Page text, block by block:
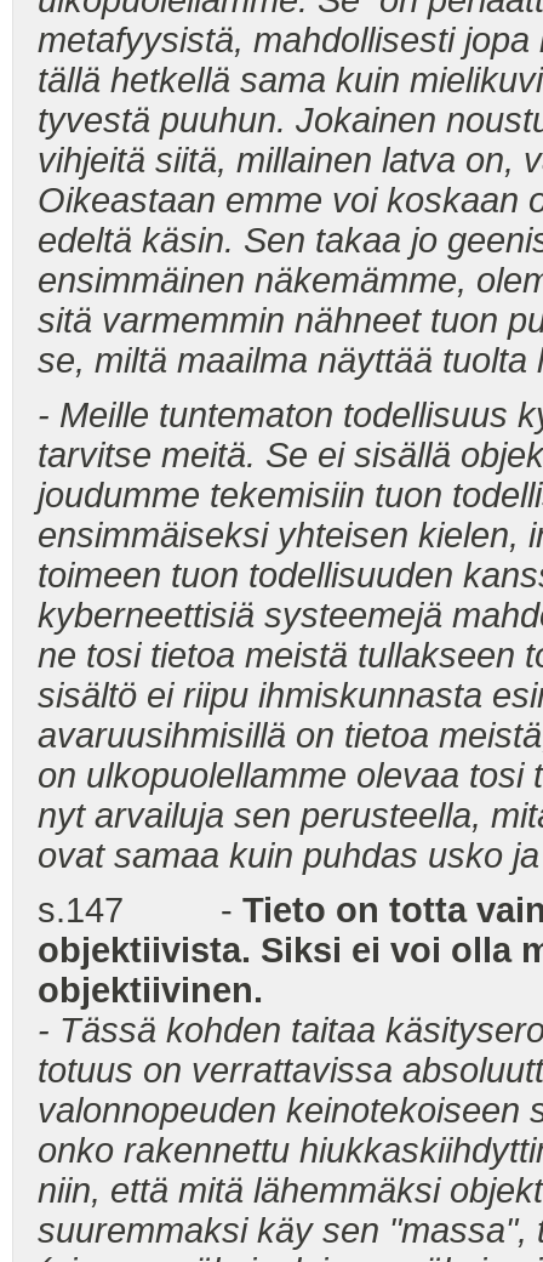
metafyysistä, mahdollisesti
tällä hetkellä sama kuin
tyvestä puuhun. Jokainen
vihjeitä siitä, millainen latva on,
Oikeastaan emme voi koskaan
edeltä käsin. Sen takaa jo
ensimmäinen näkemämme,
sitä varmemmin nähneet tuon
se, miltä maailma näyttää tuolta
- Meille tuntematon todellisuus
tarvitse meitä. Se ei sisällä
joudumme tekemisiin tuon
ensimmäiseksi yhteisen kielen,
toimeen tuon todellisuuden
kyberneettisiä systeemejä
ne tosi tietoa meistä tullakseen
sisältö ei riipu ihmiskunnasta
avaruusihmisillä on tietoa
on ulkopuolellamme olevaa
nyt arvailuja sen perusteella,
ovat samaa kuin puhdas usko
s.147 - Tieto on totta
objektiivista. Siksi ei voi olla
objektiivinen.
- Tässä kohden taitaa
totuus on verrattavissa
valonnopeuden keinotekoiseen
onko rakennettu
niin, että mitä lähemmäksi
suuremmaksi käy sen